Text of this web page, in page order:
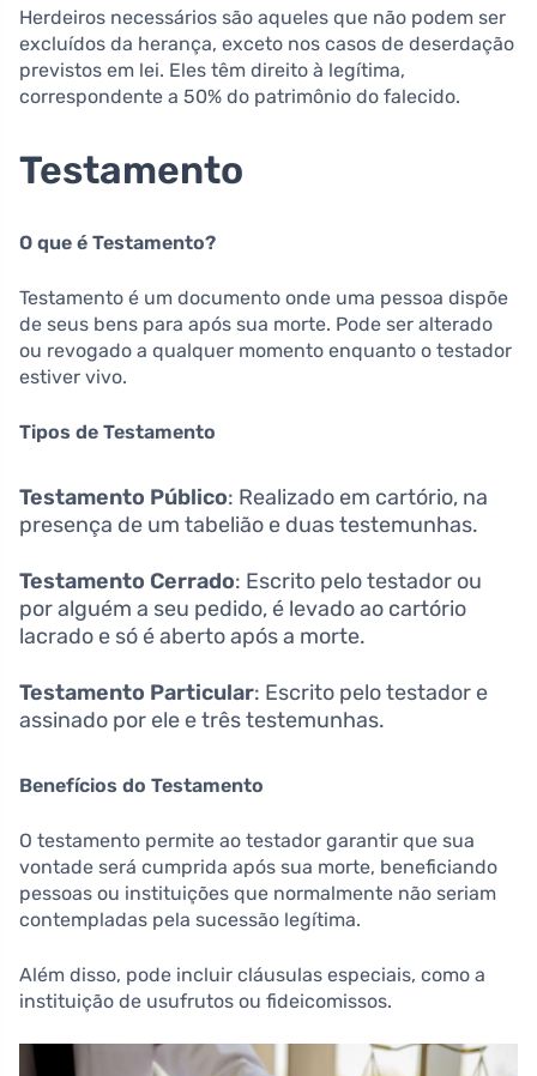
Herdeiros necessários são aqueles que não podem ser
excluídos da herança, exceto nos casos de deserdação
previstos em lei. Eles têm direito à legítima,
correspondente a 50% do patrimônio do falecido.
Testamento
O que é Testamento?
Testamento é um documento onde uma pessoa dispõe
de seus bens para após sua morte. Pode ser alterado
ou revogado a qualquer momento enquanto o testador
estiver vivo.
Tipos de Testamento
Testamento Público: Realizado em cartório, na
presença de um tabelião e duas testemunhas.
Testamento Cerrado: Escrito pelo testador ou
por alguém a seu pedido, é levado ao cartório
lacrado e só é aberto após a morte.
Testamento Particular: Escrito pelo testador e
assinado por ele e três testemunhas.
Benefícios do Testamento
O testamento permite ao testador garantir que sua
vontade será cumprida após sua morte, beneficiando
pessoas ou instituições que normalmente não seriam
contempladas pela sucessão legítima.
Além disso, pode incluir cláusulas especiais, como a
instituição de usufrutos ou fideicomissos.